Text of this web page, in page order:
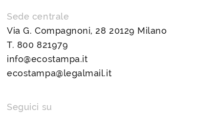
Sede centrale
Via G. Compagnoni, 28 20129 Milano
T. 800 821979
info@ecostampa.it
ecostampa@legalmail.it
Seguici su